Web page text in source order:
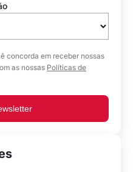
concorda em receber nossas
as nossas Políticas de